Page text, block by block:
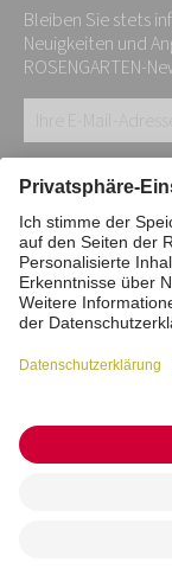
Bleiben Sie stets
Neuigkeiten und
ROSENGARTEN-
E-
Mail-
Adresse:
*
Impressum
Interne
© 2026